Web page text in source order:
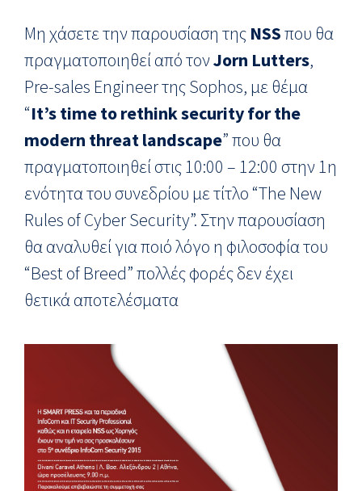
Μη χάσετε την παρουσίαση της NSSπου θα
πραγματοποιηθεί από τονJorn Lutters,
Pre-sales Engineer της Sophos, με θέμα
“It’s time to rethink security for the
modern threat landscape” που θα
πραγματοποιηθεί στις 10:00 – 12:00 στην 1η
ενότητα του συνεδρίου με τίτλο “The New
Rules of Cyber Security”. Στην παρουσίαση
θα αναλυθεί για ποιό λόγο η φιλοσοφία του
“Best of Breed” πολλές φορές δεν έχει
θετικά αποτελέσματα